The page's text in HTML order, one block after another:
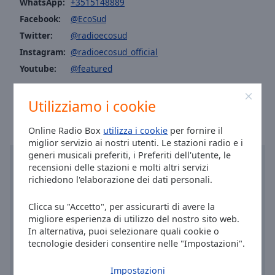
Utilizziamo i cookie
Online Radio Box utilizza i cookie per fornire il
miglior servizio ai nostri utenti. Le stazioni radio e i
generi musicali preferiti, i Preferiti dell'utente, le
recensioni delle stazioni e molti altri servizi
richiedono l'elaborazione dei dati personali.
Clicca su "Accetto", per assicurarti di avere la
migliore esperienza di utilizzo del nostro sito web.
In alternativa, puoi selezionare quali cookie o
tecnologie desideri consentire nelle "Impostazioni".
Impostazioni
Area
Background
Color
Opacity
Family
Facebook:
@EcoSud
Twitter:
@radioecosud
Instagram: @radioecosud_official
Youtube:
@featured
Ora a Cittanova:07:43,08.08.2026